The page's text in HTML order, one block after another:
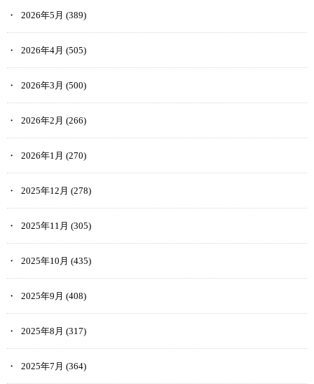
2026年5月 (389)
2026年4月 (505)
2026年3月 (500)
2026年2月 (266)
2026年1月 (270)
2025年12月 (278)
2025年11月 (305)
2025年10月 (435)
2025年9月 (408)
2025年8月 (317)
2025年7月 (364)